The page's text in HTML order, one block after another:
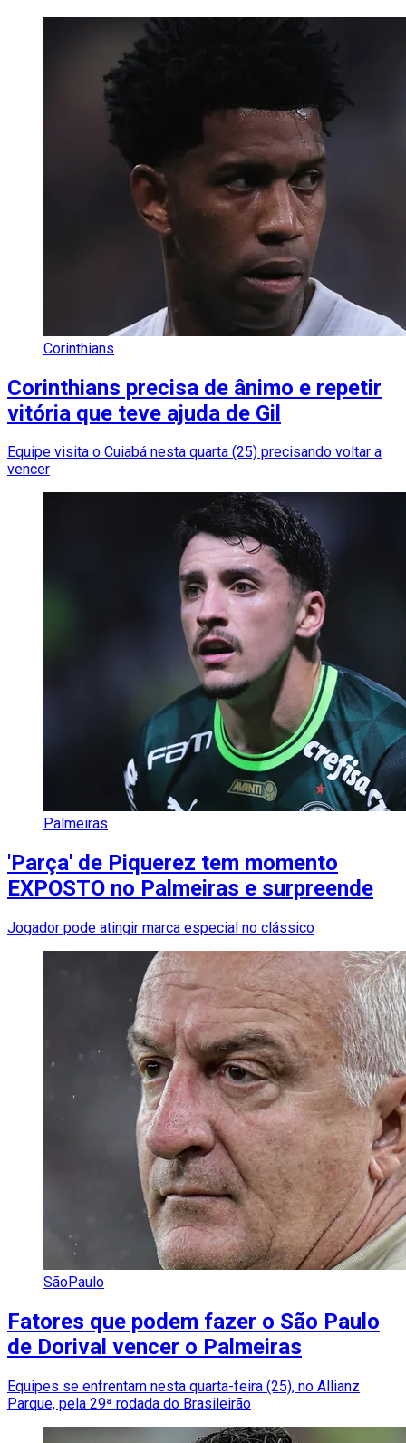
Corinthians
Corinthians precisa de ânimo e repetir
vitória que teve ajuda de Gil
Equipe visita o Cuiabá nesta quarta (25) precisando voltar a
vencer
Palmeiras
'Parça' de Piquerez tem momento
EXPOSTO no Palmeiras e surpreende
Jogador pode atingir marca especial no clássico
SãoPaulo
Fatores que podem fazer o São Paulo
de Dorival vencer o Palmeiras
Equipes se enfrentam nesta quarta-feira (25), no Allianz
Parque, pela 29ª rodada do Brasileirão